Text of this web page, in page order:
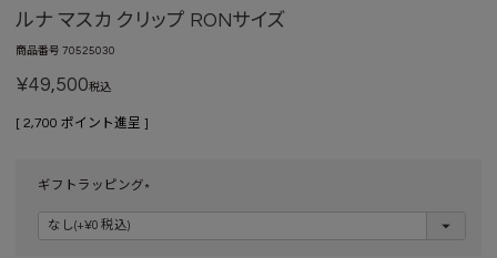
ルナ マスカ クリップ RONサイズ
商品番号 70525030
¥49,500税込
[ 2,700 ポイント進呈 ]
ギフトラッピング
(